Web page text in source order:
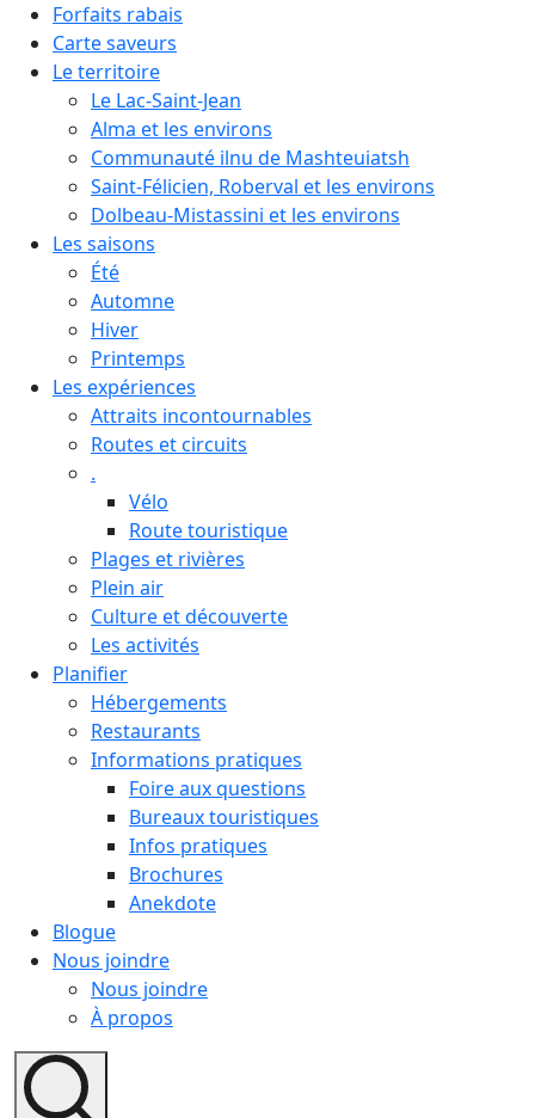
Forfaits rabais
Carte saveurs
Le territoire
Le Lac-Saint-Jean
Alma et les environs
Communauté ilnu de Mashteuiatsh
Saint-Félicien, Roberval et les environs
Dolbeau-Mistassini et les environs
Les saisons
Été
Automne
Hiver
Printemps
Les expériences
Attraits incontournables
Routes et circuits
.
Vélo
Route touristique
Plages et rivières
Plein air
Culture et découverte
Les activités
Planifier
Hébergements
Restaurants
Informations pratiques
Foire aux questions
Bureaux touristiques
Infos pratiques
Brochures
Anekdote
Blogue
Nous joindre
Nous joindre
À propos